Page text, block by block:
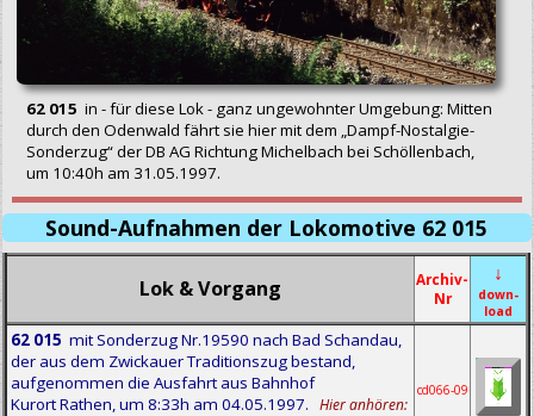
62 015 in - für diese Lok - ganz ungewohnter Umgebung: Mitten
durch den Odenwald fährt sie hier mit dem „Dampf-Nostalgie-
Sonderzug“ der DB AG Richtung Michelbach bei Schöllenbach,
um 10:40h am 31.05.1997.
Sound-Aufnahmen der Lokomotive 62 015
Lok & Vorgang
Archiv-
Nr
↓
down-
load
62 015 mit Sonderzug Nr.19590 nach Bad Schandau,
der aus dem Zwickauer Traditionszug bestand,
aufgenommen die Ausfahrt aus Bahnhof
Kurort Rathen, um 8:33h am 04.05.1997.
Hier anhören:
cd066-09